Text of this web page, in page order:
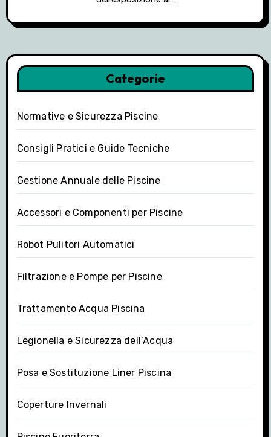
Categorie
Normative e Sicurezza Piscine
Consigli Pratici e Guide Tecniche
Gestione Annuale delle Piscine
Accessori e Componenti per Piscine
Robot Pulitori Automatici
Filtrazione e Pompe per Piscine
Trattamento Acqua Piscina
Legionella e Sicurezza dell’Acqua
Posa e Sostituzione Liner Piscina
Coperture Invernali